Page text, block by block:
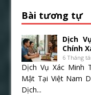
Bài tương tự
Dịch
Chính
6 Tháng
Dịch Vụ Xác Minh
Mật Tại Việt Nam
Dịch...